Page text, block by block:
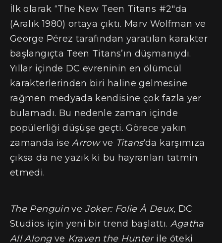
İlk olarak “The New Teen Titans #2″da
(Aralık 1980) ortaya çıktı. Marv Wolfman ve
George Pérez tarafından yaratılan karakter
başlangıçta Teen Titans’ın düşmanıydı.
Yıllar içinde DC evreninin en ölümcül
karakterlerinden biri haline gelmesine
rağmen medyada kendisine çok fazla yer
bulamadı. Bu nedenle zaman içinde
popülerliği düşüşe geçti. Görece yakın
zamanda iseArrowve Titans‘da karşımıza
çıksa da ne yazık ki bu hayranları tatmin
etmedi.
The PenguinveJoker: Folie À Deux, DC
Studios için yeni bir trend başlattı. Agatha
All Alongve Kraven the Hunterile öteki